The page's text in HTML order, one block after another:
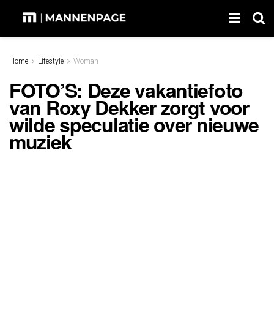
Home Lifestyle Woman
FOTO’S: Deze vakantiefoto
van Roxy Dekker zorgt voor
wilde speculatie over nieuwe
muziek